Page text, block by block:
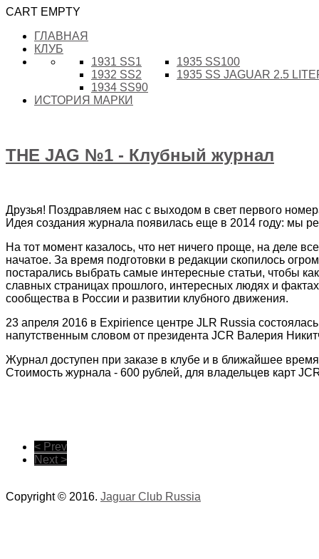
CART EMPTY
ГЛАВНАЯ
КЛУБ
1931 SS1
1932 SS2
1934 SS90
1935 SS100
1935 SS JAGUAR 2.5
ИСТОРИЯ МАРКИ
THE JAG №1 - Клубный журнал
Друзья! Поздравляем нас с выходом в свет первого
Идея создания журнала появилась еще в 2014 году: мы
На тот момент казалось, что нет ничего проще, на деле
начатое. За время подготовки в редакции скопилось
постарались выбрать самые интересные статьи, чтобы
славных страницах прошлого, интересных людях и
сообщества в России и развитии клубного движения.
23 апреля 2016 в Expirience центре JLR Russia
напутственным словом от президента JCR Валерия
Журнал доступен при заказе в клубе и в ближайшее
Стоимость журнала - 600 рублей, для владельцев карт
< Prev
Next >
Copyright © 2016. Jaguar Club Russia